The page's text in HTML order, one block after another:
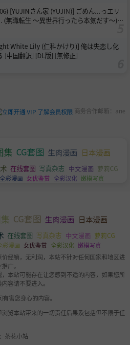
[YUJINさん家 (YUJIN)] ごめん...っエリ
(無職転生 ～異世界行ったら本気だす～)
White Lily (仁科かけり)] 俺は失恋し化
[中国翻訳] [DL版] [無修正]
商务合作邮箱： ane
集 CG套图 生肉漫画 日本漫画
在线套图 写真杂志 中文漫画 萝莉CG
全彩漫画 女优鉴赏 全彩汉化 嫩模写真
CG套图 生肉漫画 日本漫画
在线套图 写真杂志 中文漫画 萝莉CG
彩漫画 女优鉴赏 全彩汉化 嫩模写真
经销，无利润，本站不针对任何国家和地区进
广。
本站可能存在让您感到不适的内容，如果您所
容请不要进入。
害您身心的内容。
览本站带来的一切责任后果及包括但不限于任
茶花小站